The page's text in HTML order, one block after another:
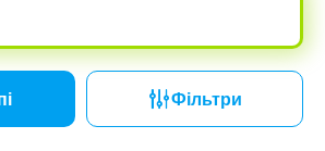
Фільтри